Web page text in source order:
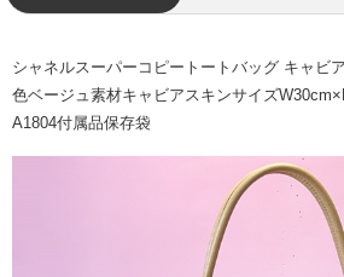
シャネルスーパーコピートートバッグ キャビ
色ベージュ素材キャビアスキンサイズ
A1804付属品保存袋